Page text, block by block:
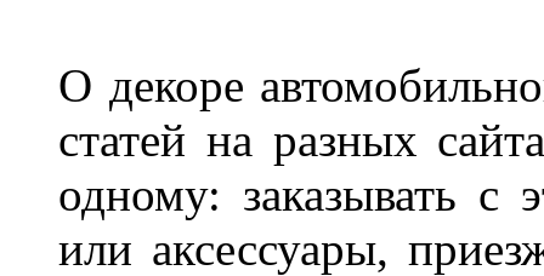
О декоре
статей на разных
одному: заказывать с
или аксессуары,